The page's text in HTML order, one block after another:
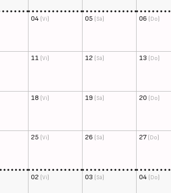
04 (Vi) 05 (Sá) 06 (Do)
11 (Vi) 12 (Sá) 13 (Do)
18 (Vi) 19 (Sá) 20 (Do)
25 (Vi) 26 (Sá) 27(Do)
02 (Vi) 03 (Sá) 04 (Do)